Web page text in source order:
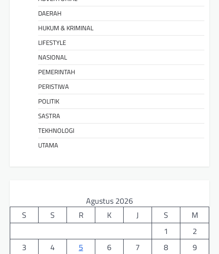
DAERAH
HUKUM & KRIMINAL
LIFESTYLE
NASIONAL
PEMERINTAH
PERISTIWA
POLITIK
SASTRA
TEKHNOLOGI
UTAMA
Agustus 2026
S
S R K J S
M
1
2
3
4 5 6 7 8
9